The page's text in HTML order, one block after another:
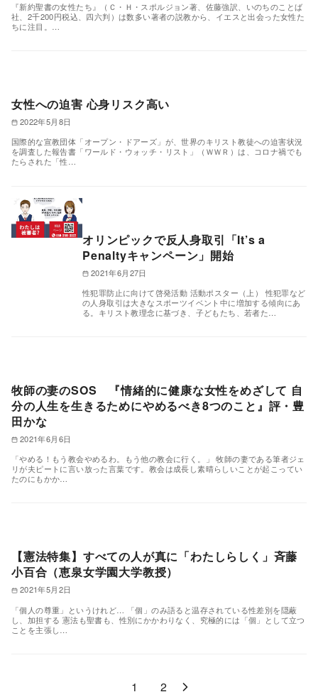
『新約聖書の女性たち』（Ｃ・Ｈ・スポルジョン著、佐藤強訳、いのちのことば
社、2千200円税込、四六判）は数多い著者の説教から、イエスと出会った女性た
ちに注目。…
女性への迫害 心身リスク高い
2022年5月8日
国際的な宣教団体「オープン・ドアーズ」が、世界のキリスト教徒への迫害状況
を調査した報告書「ワールド・ウォッチ・リスト」（ＷＷＲ）は、コロナ禍でも
たらされた「性…
オリンピックで反人身取引「It’s a
Penaltyキャンペーン」開始
2021年6月27日
性犯罪防止に向けて啓発活動 活動ポスター（上） 性犯罪など
の人身取引は大きなスポーツイベント中に増加する傾向にあ
る。キリスト教理念に基づき、子どもたち、若者た…
牧師の妻のSOS 『情緒的に健康な女性をめざして 自
分の人生を生きるためにやめるべき8つのこと』評・豊
田かな
2021年6月6日
「やめる！もう教会やめるわ。もう他の教会に行く。」 牧師の妻である筆者ジェ
リが夫ピートに言い放った言葉です。教会は成長し素晴らしいことが起こってい
たのにもかか…
【憲法特集】すべての人が真に「わたしらしく」斉藤
小百合（恵泉女学園大学教授）
2021年5月2日
「個人の尊重」というけれど… 「個」のみ語ると温存されている性差別を隠蔽
し、加担する 憲法も聖書も、性別にかかわりなく、究極的には「個」として立つ
ことを主張し…
1 2